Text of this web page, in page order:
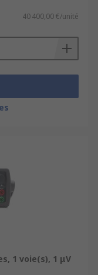
40 400,00 €/unité
1 voie(s), 1 μV